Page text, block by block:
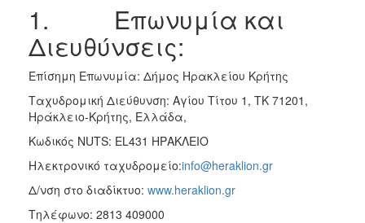
2013
ΤΟΠΟΣ
ΠΟΛΙΤΙΣΜΟΣ
1. Επωνυμία και
Διευθύνσεις:
Επίσημη Επωνυμία: Δήμος Ηρακλείου Κρήτης
Ταχυδρομική Διεύθυνση: Αγίου Τίτου 1, TK 71201,
Ηράκλειο-Κρήτης, Ελλάδα,
Κωδικός NUTS: EL431 ΗΡΑΚΛΕΙΟ
Ηλεκτρονικό ταχυδρομείο:info@heraklion.gr
Δ/νση στο διαδίκτυο: www.heraklion.gr
Tηλέφωνο: 2813 409000